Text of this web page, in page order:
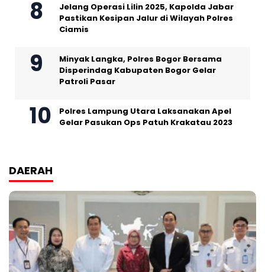
Jelang Operasi Lilin 2025, Kapolda Jabar
Pastikan Kesipan Jalur di Wilayah Polres
Ciamis
Minyak Langka, Polres Bogor Bersama
Disperindag Kabupaten Bogor Gelar
Patroli Pasar
Polres Lampung Utara Laksanakan Apel
Gelar Pasukan Ops Patuh Krakatau 2023
DAERAH